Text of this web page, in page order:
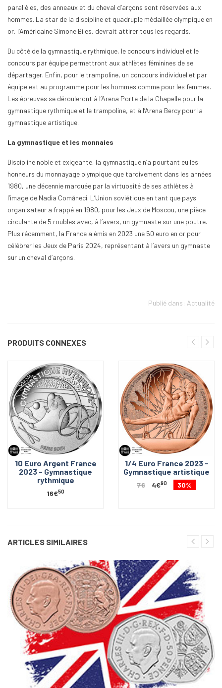
parallèles, des anneaux et du cheval d’arçons sont réservées aux
hommes. La star de la discipline et quadruple médaillée olympique en
or, l’Américaine Simone Biles, devrait attirer tous les regards.
Du côté de la gymnastique rythmique, le concours individuel et le
concours par équipe permettront aux athlètes féminines de se
départager. Enfin, pour le trampoline, un concours individuel et par
équipe est au programme pour les hommes comme pour les femmes.
Les épreuves se dérouleront à l’Arena Porte de la Chapelle pour la
gymnastique rythmique et le trampoline, et à l’Arena Bercy pour la
gymnastique artistique.
La gymnastique et les monnaies
Discipline noble et exigeante, la gymnastique n’a pourtant eu les
honneurs du monnayage olympique que tardivement dans les années
1980, une décennie marquée par la virtuosité de ses athlètes à
l’image de Nadia Comăneci. L’Union soviétique en tant que pays
organisateur a frappé en 1980, pour les Jeux de Moscou, une pièce
circulante de 5 roubles avec, à l’avers, un gymnaste sur une poutre.
Plus récemment, la France a émis en 2023 une 50 euro en or pour
célébrer les Jeux de Paris 2024, représentant à l’avers un gymnaste
sur un cheval d’arçons.
Publié dans: Actualité
PRODUITS CONNEXES
10 Euro Argent France
2023 - Gymnastique
rythmique
16€50
1/4 Euro France 2023 -
Gymnastique artistique
7€ 4€90 30%
ARTICLES SIMILAIRES